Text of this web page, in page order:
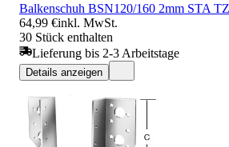
Balkenschuh BSN120/160 2mm STA
64,99 €inkl. MwSt.
30 Stück enthalten
Lieferung bis 2-3 Arbeitstage
Details anzeigen